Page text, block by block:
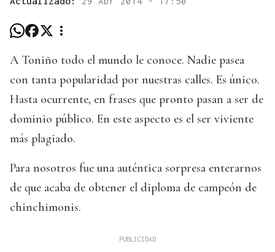
A Toniño todo el mundo le conoce. Nadie pasea
con tanta popularidad por nuestras calles. Es único.
Hasta ocurrente, en frases que pronto pasan a ser de
dominio público. En este aspecto es el ser viviente
más plagiado.
Para nosotros fue una auténtica sorpresa enterarnos
de que acaba de obtener el diploma de campeón de
chinchimonis.